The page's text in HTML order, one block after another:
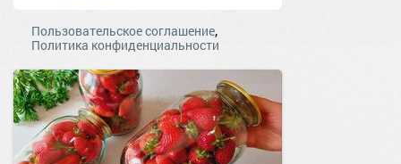
Пользовательское соглашение,
Политика конфиденциальности